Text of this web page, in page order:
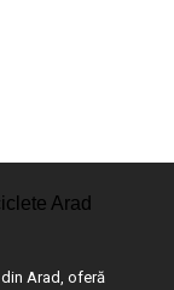
Arad, oferă